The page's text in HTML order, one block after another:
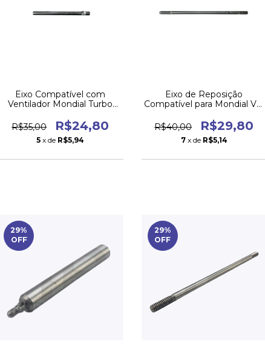
Eixo Compatível com
Ventilador Mondial Turbo
Reposição
R$35,00 R$24,80
5 x de R$5,94
Eixo de Reposição
Compatível para Mondial VT-
R$40,00
R$29,80
7 x de R$5,14
29%
OFF
29%
OFF